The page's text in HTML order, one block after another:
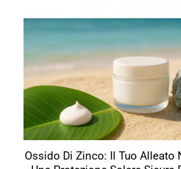
Ossido Di Zinco: Il Tuo Alleato